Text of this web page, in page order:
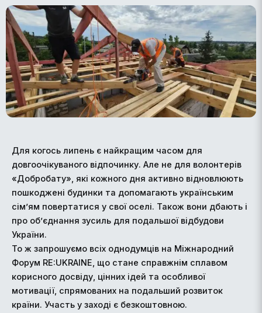
Для когось липень є найкращим часом для
довгоочікуваного відпочинку. Але не для волонтерів
«Добробату», які кожного дня активно відновлюють
пошкоджені будинки та допомагають українським
сім’ям повертатися у свої оселі. Також вони дбають і
про об’єднання зусиль для подальшої відбудови
України.
То ж запрошуємо всіх однодумців на Міжнародний
Форум RE:UKRAINE, що стане справжнім сплавом
корисного досвіду, цінних ідей та особливої
мотивації, спрямованих на подальший розвиток
країни. Участь у заході є безкоштовною.